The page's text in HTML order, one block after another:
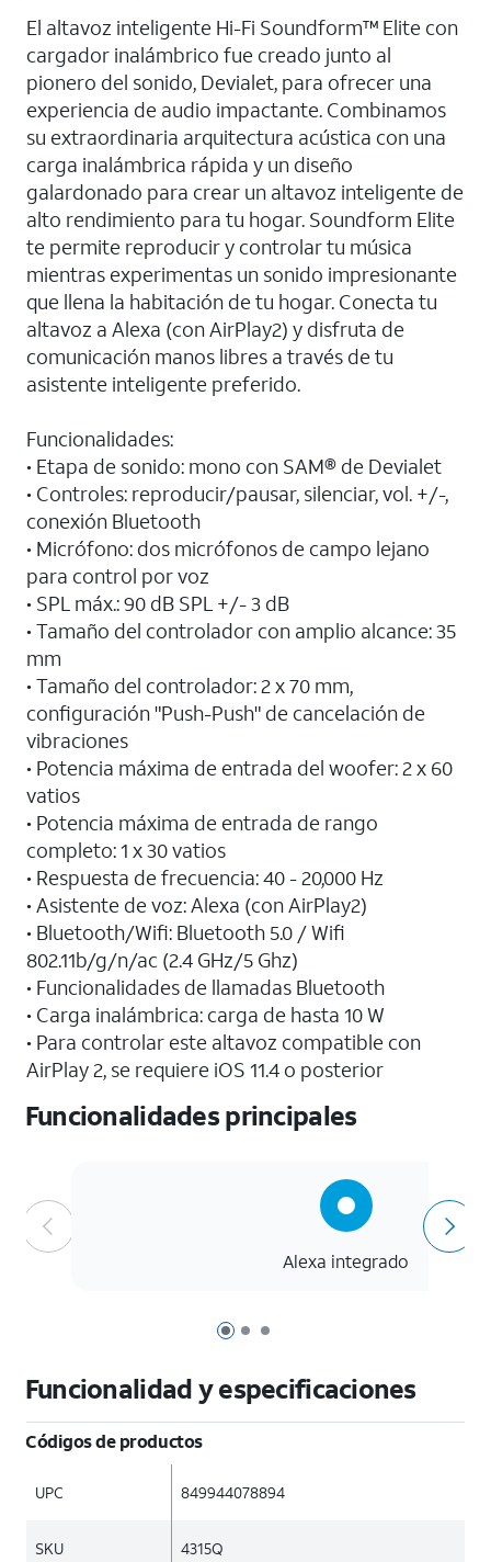
El altavoz inteligente Hi-Fi Soundform™ Elite con
cargador inalámbrico fue creado junto al
pionero del sonido, Devialet, para ofrecer una
experiencia de audio impactante. Combinamos
su extraordinaria arquitectura acústica con una
carga inalámbrica rápida y un diseño
galardonado para crear un altavoz inteligente de
alto rendimiento para tu hogar. Soundform Elite
te permite reproducir y controlar tu música
mientras experimentas un sonido impresionante
que llena la habitación de tu hogar. Conecta tu
altavoz a Alexa (con AirPlay2) y disfruta de
comunicación manos libres a través de tu
asistente inteligente preferido.
Funcionalidades:
• Etapa de sonido: mono con SAM® de Devialet
• Controles: reproducir/pausar, silenciar, vol. +/-,
conexión Bluetooth
• Micrófono: dos micrófonos de campo lejano
para control por voz
• SPL máx.: 90 dB SPL +/- 3 dB
• Tamaño del controlador con amplio alcance: 35
mm
• Tamaño del controlador: 2 x 70 mm,
configuración "Push-Push" de cancelación de
vibraciones
• Potencia máxima de entrada del woofer: 2 x 60
vatios
• Potencia máxima de entrada de rango
completo: 1 x 30 vatios
• Respuesta de frecuencia: 40 - 20,000 Hz
• Asistente de voz: Alexa (con AirPlay2)
• Bluetooth/Wifi: Bluetooth 5.0 / Wifi
802.11b/g/n/ac (2.4 GHz/5 Ghz)
• Funcionalidades de llamadas Bluetooth
• Carga inalámbrica: carga de hasta 10 W
• Para controlar este altavoz compatible con
AirPlay 2, se requiere iOS 11.4 o posterior
Funcionalidades principales
Página 1 de 3
Página 2 de 3
Página 3 de 3
Alexa integrado
Funcionalidad y especificaciones
Códigos de productos
UPC 849944078894
SKU 4315Q